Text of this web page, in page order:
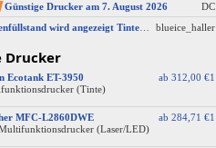
Günstige Drucker am 7. August 2026
DC
Tintenfüllstand wird angezeigt Tintenfüllstand wird angezeigt, aber unter Druckkopf-Status -- blueice_haller
Drucker
ab 312,00 €1
Ecotank ET-3950
(Tinte)
ab 284,71 €1
MFC-L2860DWE
(Laser/LED)